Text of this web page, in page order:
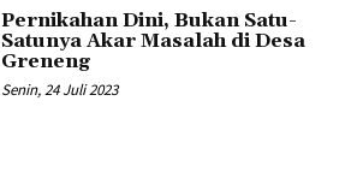
Pernikahan Dini, Bukan Satu-
Satunya Akar Masalah di Desa
Greneng
Senin, 24 Juli 2023